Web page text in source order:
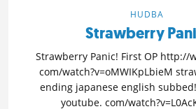
HUDBA
Strawberry
Strawberry Panic! First OP http://
com/watch?v=oMWIKpLbieM
ending japanese english
youtube. com/